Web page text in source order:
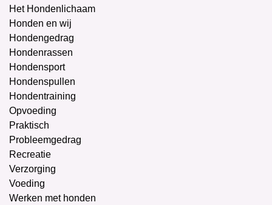
Het Hondenlichaam
Honden en wij
Hondengedrag
Hondenrassen
Hondensport
Hondenspullen
Hondentraining
Opvoeding
Praktisch
Probleemgedrag
Recreatie
Verzorging
Voeding
Werken met honden